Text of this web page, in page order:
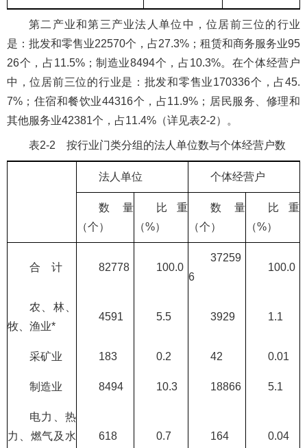
第二产业和第三产业法人单位中，位居前三位的行业
是：批发和零售业22570个，占27.3%；租赁和商务服务业95
26个，占11.5%；制造业8494个，占10.3%。在个体经营户
中，位居前三位的行业是：批发和零售业170336个，占45.
7%；住宿和餐饮业44316个，占11.9%；居民服务、修理和
其他服务业42381个，占11.4%（详见表2-2）。
表2-2 按行业门类分组的法人单位数与个体经营户数
法人单位 个体经营户
数量
（个）
比重
（%）
数量
（个）
比重
（%）
合 计 82778 100.0
37259
6
100.0
农、林、
牧、渔业*
4591 5.5 3929 1.1
采矿业 183 0.2 42 0.01
制造业 8494 10.3 18866 5.1
电力、热
力、燃气及水
618 0.7 164 0.04